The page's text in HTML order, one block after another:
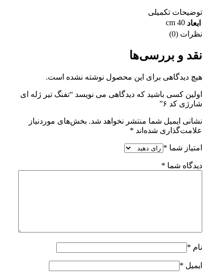
توضیحات تکمیلی
ابعاد 40 cm
نظرات (0)
نقد و بررسی‌ها
هیچ دیدگاهی برای این محصول نوشته نشده است.
اولین کسی باشید که دیدگاهی می نویسد “تفنگ تیر ژله ای
شارژی کد ۶”
نشانی ایمیل شما منتشر نخواهد شد. بخش‌های موردنیاز
علامت‌گذاری شده‌اند *
امتیاز شما *
دیدگاه شما *
نام *
ایمیل *